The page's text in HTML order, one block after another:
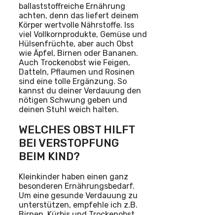
ballaststoffreiche Ernährung
achten, denn das liefert deinem
Körper wertvolle Nährstoffe. Iss
viel Vollkornprodukte, Gemüse und
Hülsenfrüchte, aber auch Obst
wie Äpfel, Birnen oder Bananen.
Auch Trockenobst wie Feigen,
Datteln, Pflaumen und Rosinen
sind eine tolle Ergänzung. So
kannst du deiner Verdauung den
nötigen Schwung geben und
deinen Stuhl weich halten.
WELCHES OBST HILFT
BEI VERSTOPFUNG
BEIM KIND?
Kleinkinder haben einen ganz
besonderen Ernährungsbedarf.
Um eine gesunde Verdauung zu
unterstützen, empfehle ich z.B.